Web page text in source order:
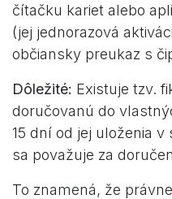
čítačku kariet alebo
(jej jednorazová
občiansky preukaz s
Dôležité: Existuje tzv.
doručovanú do
15 dní od jej uloženia
sa považuje za
To znamená, že